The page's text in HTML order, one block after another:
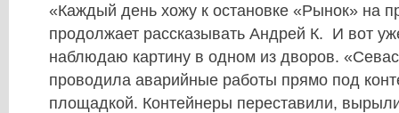
«Каждый день хожу к остановке «Рынок» на
продолжает рассказывать Андрей К. И вот
наблюдаю картину в одном из дворов.
проводила аварийные работы прямо под
площадкой. Контейнеры переставили,